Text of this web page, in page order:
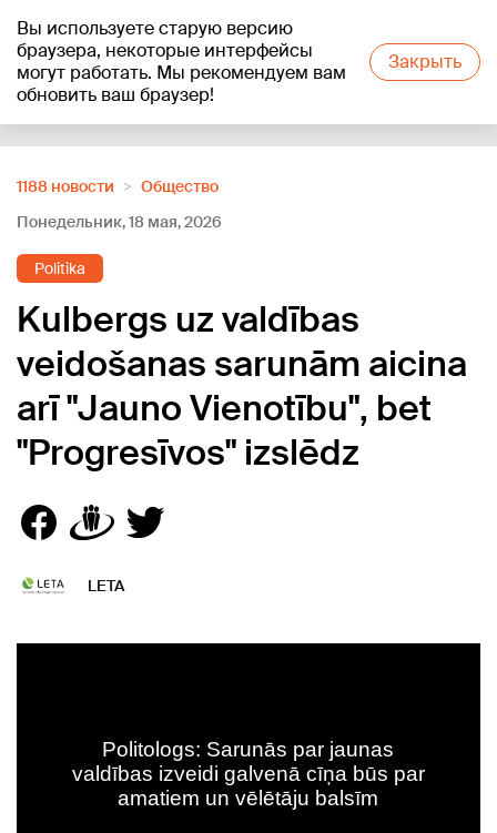
Вы используете старую версию
браузера, некоторые интерфейсы
могут работать. Мы рекомендуем вам
обновить ваш браузер!
Закрыть
+16°C
1188 новости
Oбщество
Понедельник, 18 мая, 2026
Politika
Kulbergs uz valdības
veidošanas sarunām aicina
arī "Jauno Vienotību", bet
"Progresīvos" izslēdz
LETA